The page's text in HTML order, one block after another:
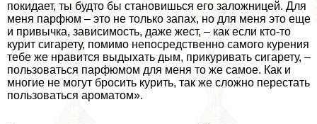
покидает, ты будто бы становишься его заложницей. Для
меня парфюм – это не только запах, но для меня это еще
и привычка, зависимость, даже жест, – как если кто-то
курит сигарету, помимо непосредственно самого курения
тебе же нравится выдыхать дым, прикуривать сигарету, –
пользоваться парфюмом для меня то же самое. Как и
многие не могут бросить курить, так же сложно перестать
пользоваться ароматом».